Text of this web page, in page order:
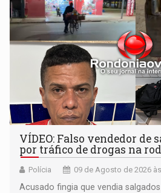
VÍDEO: Falso vendedor de
por tráfico de drogas na
Polícia 09 de Agosto de 2026
Acusado fingia que vendia